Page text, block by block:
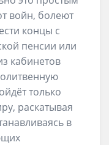
войн, болеют
концы с
пенсии или
кабинетов
только
раскатывая
в